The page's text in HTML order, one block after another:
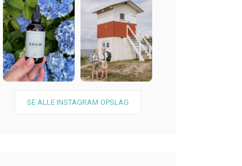
SE ALLE INSTAGRAM OPSLAG